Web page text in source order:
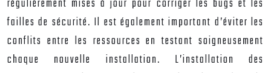
régulièrement mises à jour pour corriger les bugs et les
failles de sécurité. Il est également important d’éviter les
conflits entre les ressources en testant soigneusement
chaque nouvelle installation. L’installation des